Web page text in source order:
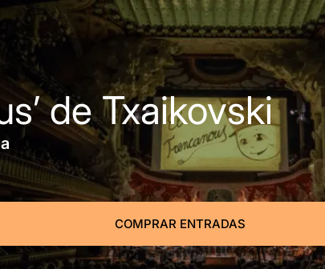
de Txaikovski
COMPRAR ENTRADAS